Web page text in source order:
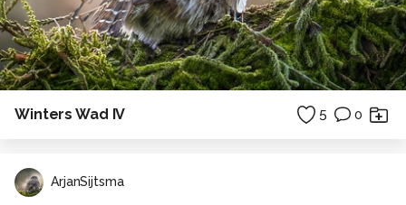
Winters Wad IV 5 0
ArjanSijtsma